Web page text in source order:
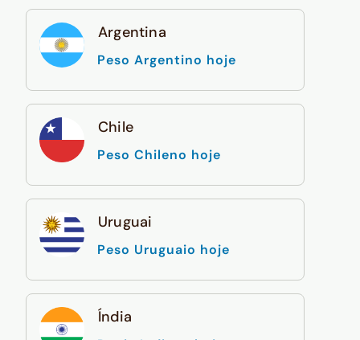
Argentina
Peso Argentino hoje
Chile
Peso Chileno hoje
Uruguai
Peso Uruguaio hoje
Índia